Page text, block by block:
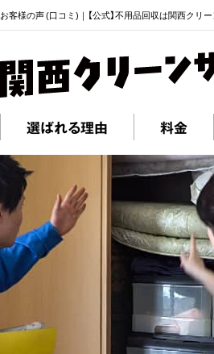
お客様の声 (口コミ)｜【公式】不用品回収は関西クリ
選ばれる理由 料金